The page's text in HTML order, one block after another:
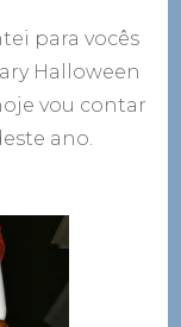
que
novo
para vocês
Halloween
vou contar
ano.